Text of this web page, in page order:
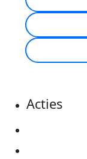
Acties